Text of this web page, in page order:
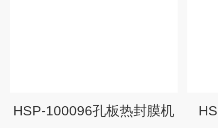
HSP-100096孔板热封膜机